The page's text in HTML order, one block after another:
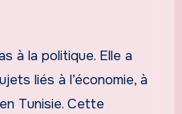
à la politique. Elle a
liés à l’économie, à
Tunisie. Cette